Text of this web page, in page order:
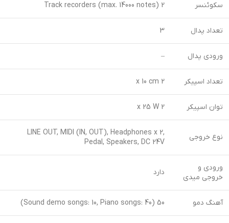
سکوئنسر 2 Track recorders (max. 14000 notes)
تعداد پدال 3
ورودی پدال –
تعداد اسپیکر 2 x 10 cm
توان اسپیکر 2 x 25 W
نوع خروجی
LINE OUT, MIDI (IN, OUT), Headphones x 2,
Pedal, Speakers, DC 24V
ورودی و
خروجی میدی
دارد
آهنگ دمو 50 (Sound demo songs: 10, Piano songs: 40)